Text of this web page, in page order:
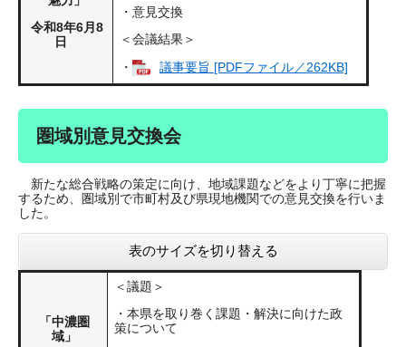
令和8年6月8
日
・意見交換
＜会議結果＞
・
議事要旨 [PDFファイル／262KB]
圏域別意見交換会
新たな総合戦略の策定に向け、地域課題などをより丁寧に把握
するため、圏域別で市町村及び県現地機関での意見交換を行いま
した。
表のサイズを切り替える
「中濃圏
域」
＜議題＞
・本県を取り巻く課題・解決に向けた政
策について